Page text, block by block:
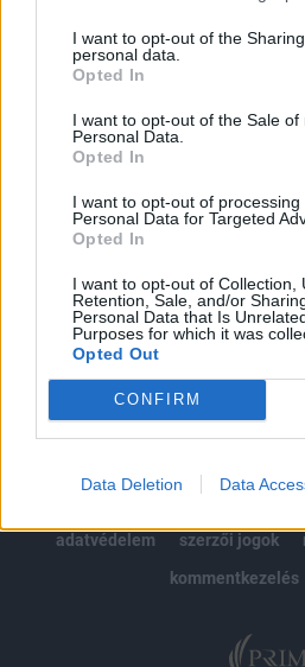
I want to opt-out of the
personal data.
Opted In
I want to opt-out of the Sale of
Personal Data.
Opted In
I want to opt-out of processing
Personal Data for Targeted
Opted In
I want to opt-out of Collection,
Retention, Sale, and/or
Personal Data that Is
Purposes for which it was
Opted Out
CONFIRM
Data Deletion Data
Az előfizetés a következőket
Portfolio.hu teljes
kötéslistái
Előfizetés
MÁR ELŐFIZETŐNK VAGY?
adatvédelem
szerzői jogok
kommentkezelés